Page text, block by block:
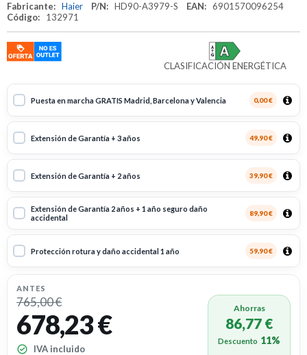
Fabricante: Haier P/N: HD90-A3979-S EAN: 6901570096254
Código:
132971
CLASIFICACIÓN ENERGÉTICA
Puesta en marcha GRATIS Madrid, Barcelona y Valencia 0,00 €
Extensión de Garantía + 3 años 49,90 €
Extensión de Garantía + 2 años 39,90 €
Extensión de Garantía 2 años + 1 año seguro daño
accidental
89,90 €
Protección rotura y daño accidental 1 año 59,90 €
ANTES
765,00 €
678,23 €
IVA incluido
Ahorras
86,77 €
Descuento 11%